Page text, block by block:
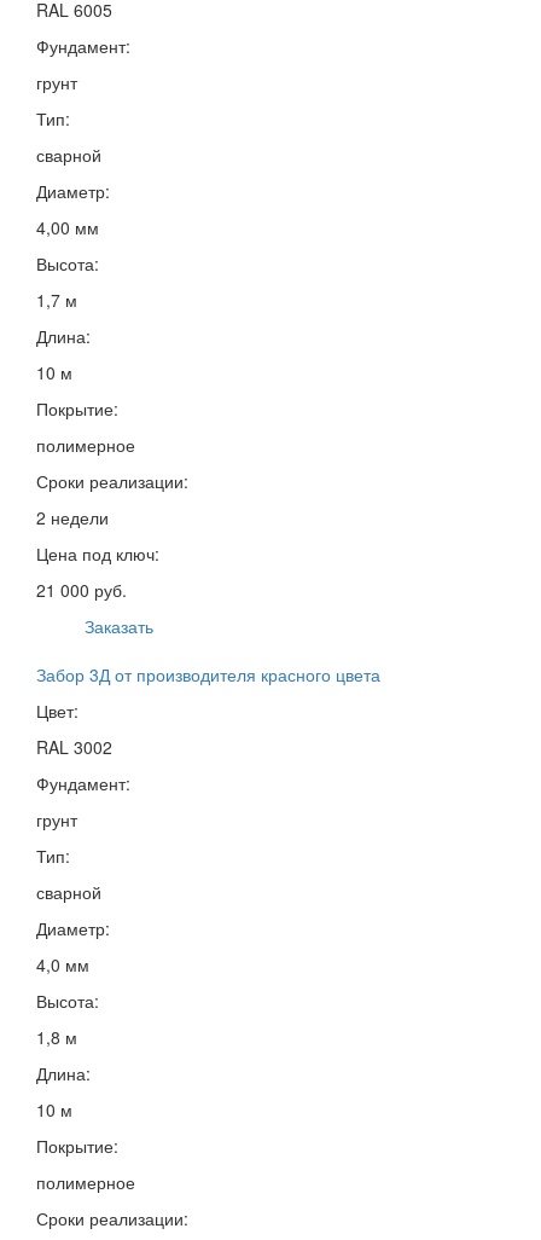
RAL 6005
Фундамент:
грунт
Тип:
сварной
Диаметр:
4,00 мм
Высота:
1,7 м
Длина:
10 м
Покрытие:
полимерное
Сроки реализации:
2 недели
Цена под ключ:
21 000 руб.
Заказать
Забор 3Д от производителя красного цвета
Цвет:
RAL 3002
Фундамент:
грунт
Тип:
сварной
Диаметр:
4,0 мм
Высота:
1,8 м
Длина:
10 м
Покрытие:
полимерное
Сроки реализации: